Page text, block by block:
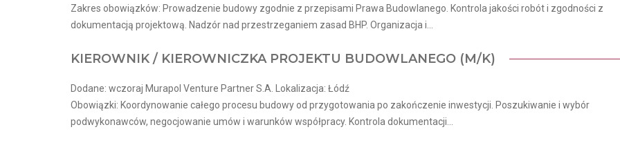
Zakres obowiązków: Prowadzenie budowy zgodnie z przepisami Prawa Budowlanego. Kontrola jakości robót i zgodności z
dokumentacją projektową. Nadzór nad przestrzeganiem zasad BHP. Organizacja i...
KIEROWNIK / KIEROWNICZKA PROJEKTU BUDOWLANEGO (M/K)
Dodane: wczoraj Murapol Venture Partner S.A. Lokalizacja: Łódź
Obowiązki: Koordynowanie całego procesu budowy od przygotowania po zakończenie inwestycji. Poszukiwanie i wybór
podwykonawców, negocjowanie umów i warunków współpracy. Kontrola dokumentacji...